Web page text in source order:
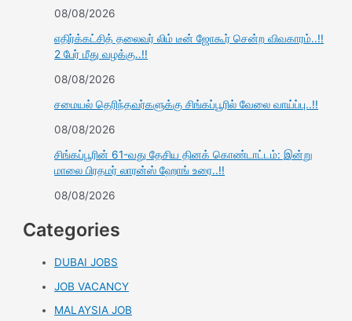
08/08/2026
எதிர்க்கட்சித் தலைவர் லிம் டீன் ஜோகூர் சென்ற விவகாரம்..!!
2 பேர் மீது வழக்கு..!!
08/08/2026
சமையல் தெரிந்தவர்களுக்கு சிங்கப்பூரில் வேலை வாய்ப்பு..!!
08/08/2026
சிங்கப்பூரின் 61-வது தேசிய தினக் கொண்டாட்டம்: இன்று
மாலை பிரதமர் லாரன்ஸ் ஹோங் உரை..!!
08/08/2026
Categories
DUBAI JOBS
JOB VACANCY
MALAYSIA JOB